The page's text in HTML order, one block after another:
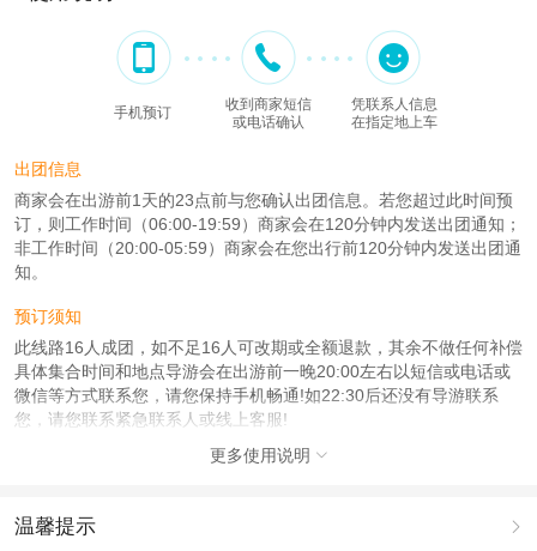
手机预订
收到商家短信
或电话确认
凭联系人信息
在指定地上车
出团信息
商家会在出游前1天的23点前与您确认出团信息。若您超过此时间预
订，则工作时间（06:00-19:59）商家会在120分钟内发送出团通知；
非工作时间（20:00-05:59）商家会在您出行前120分钟内发送出团通
知。
预订须知
此线路16人成团，如不足16人可改期或全额退款，其余不做任何补偿
具体集合时间和地点导游会在出游前一晚20:00左右以短信或电话或
微信等方式联系您，请您保持手机畅通!如22:30后还没有导游联系
您，请您联系紧急联系人或线上客服!
因天气原因或国家政策封路的因素，集合地点可能会改变，具体出发
时间与地点导游通知为准，千万别迟到，感谢理解!
耽误您的行程。
您在旅途中有任何的问题都可以与在线客服或者联系电话沟通，感谢
更多使用说明 
温馨提示 